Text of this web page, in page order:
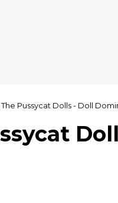
Pussycat Dolls - Doll